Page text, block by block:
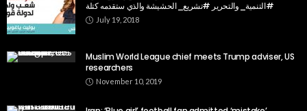
July 19, 2018
Muslim World League chief meets Trump adviser, US
researchers
November 10, 2019